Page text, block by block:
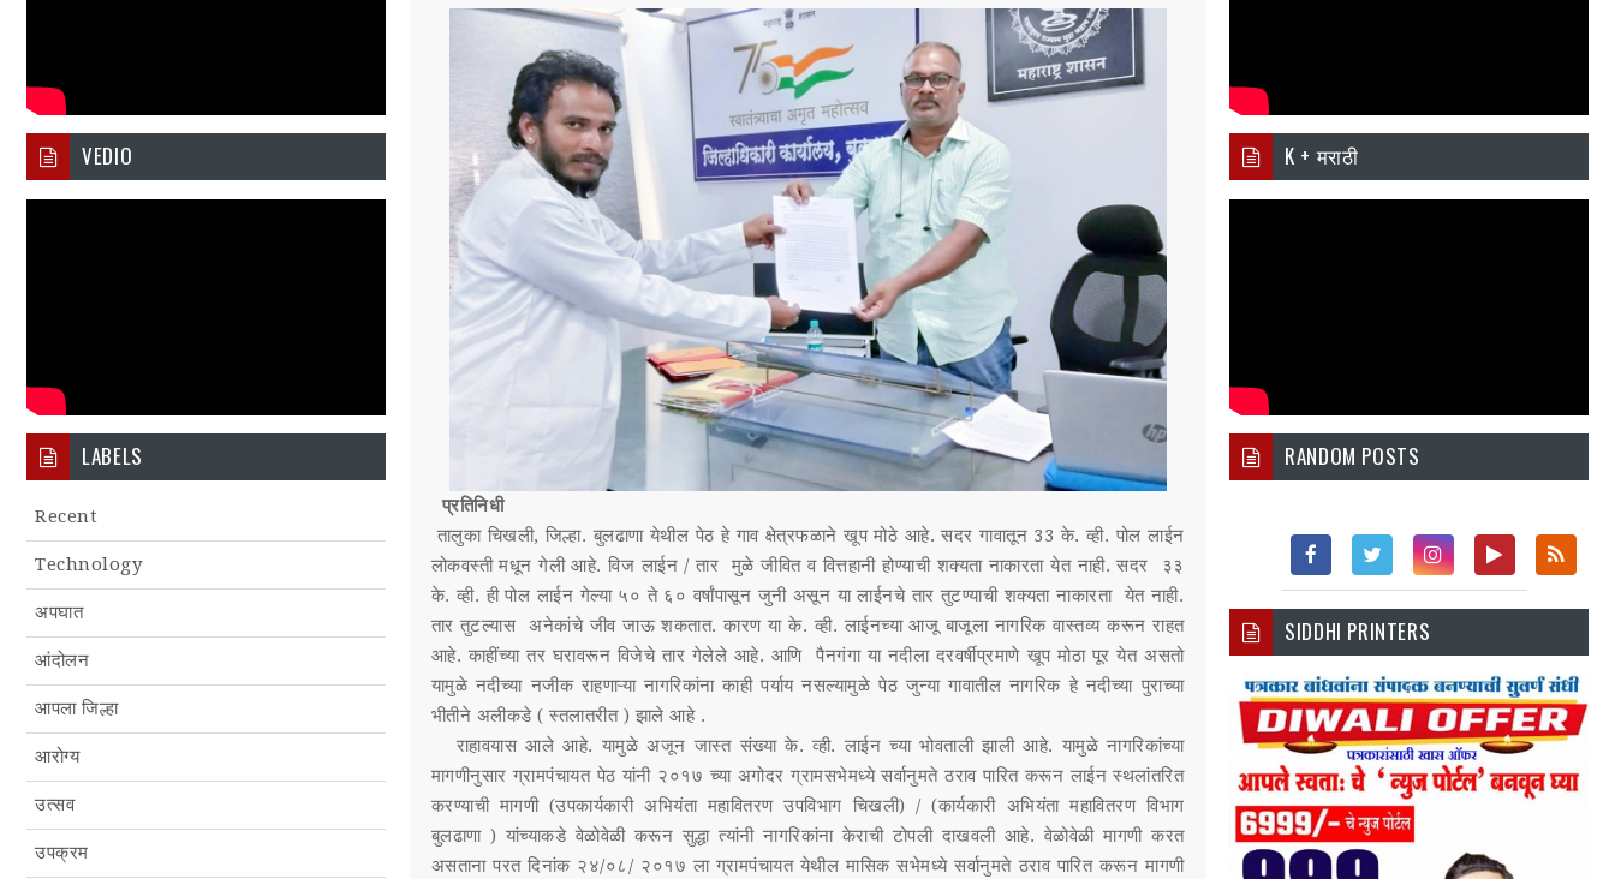
VEDIO
LABELS
Recent
Technology
अपघात
आंदोलन
आपला जिल्हा
आरोग्य
उत्सव
उपक्रम
प्रतिनिधी
तालुका चिखली, जिल्हा. बुलढाणा येथील पेठ हे गाव क्षेत्रफळाने खूप मोठे आहे. सदर गावातून 33 के. व्ही. पोल लाईन
लोकवस्ती मधून गेली आहे. विज लाईन / तार मुळे जीवित व वित्तहानी होण्याची शक्यता नाकारता येत नाही. सदर ३३
के. व्ही. ही पोल लाईन गेल्या ५० ते ६० वर्षांपासून जुनी असून या लाईनचे तार तुटण्याची शक्यता नाकारता येत नाही.
तार तुटल्यास अनेकांचे जीव जाऊ शकतात. कारण या के. व्ही. लाईनच्या आजू बाजूला नागरिक वास्तव्य करून राहत
आहे. काहींच्या तर घरावरून विजेचे तार गेलेले आहे. आणि पैनगंगा या नदीला दरवर्षीप्रमाणे खूप मोठा पूर येत असतो
यामुळे नदीच्या नजीक राहणाऱ्या नागरिकांना काही पर्याय नसल्यामुळे पेठ जुन्या गावातील नागरिक हे नदीच्या पुराच्या
भीतीने अलीकडे ( स्तलातरीत ) झाले आहे .
राहावयास आले आहे. यामुळे अजून जास्त संख्या के. व्ही. लाईन च्या भोवताली झाली आहे. यामुळे नागरिकांच्या
मागणीनुसार ग्रामपंचायत पेठ यांनी २०१७ च्या अगोदर ग्रामसभेमध्ये सर्वानुमते ठराव पारित करून लाईन स्थलांतरित
करण्याची मागणी (उपकार्यकारी अभियंता महावितरण उपविभाग चिखली) / (कार्यकारी अभियंता महावितरण विभाग
बुलढाणा ) यांच्याकडे वेळोवेळी करून सुद्धा त्यांनी नागरिकांना केराची टोपली दाखवली आहे. वेळोवेळी मागणी करत
असताना परत दिनांक २४/०८/ २०१७ ला ग्रामपंचायत येथील मासिक सभेमध्ये सर्वानुमते ठराव पारित करून मागणी
K + मराठी
RANDOM POSTS
Fac
Ebo
Ok
Twi
Tter
Inst
Agr
Am
You
E
SIDDHI PRINTERS